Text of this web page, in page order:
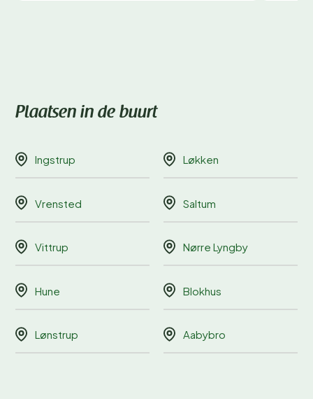
Plaatsen in de buurt
Ingstrup Løkken
Vrensted Saltum
Vittrup Nørre Lyngby
Hune Blokhus
Lønstrup Aabybro